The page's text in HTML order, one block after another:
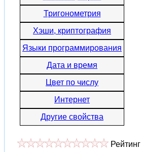
Тригонометрия
Хэши, криптография
Языки программирования
Дата и время
Цвет по числу
Интернет
Другие свойства
Рейтинг